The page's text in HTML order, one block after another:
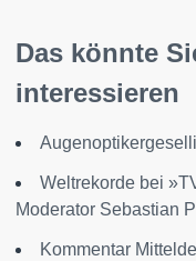
Das könnte
interessieren
Weltrekorde bei
Moderator Sebastian
Kommentar